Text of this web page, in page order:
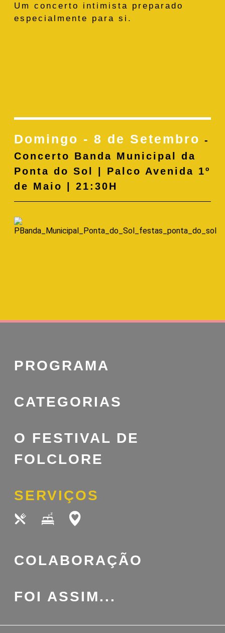
Um concerto intimista preparado
especialmente para si.
Domingo - 8 de Setembro -
Concerto Banda Municipal da
Ponta do Sol | Palco Avenida 1º
de Maio | 21:30H
PROGRAMA
CATEGORIAS
O FESTIVAL DE
FOLCLORE
SERVIÇOS
COLABORAÇÃO
FOI ASSIM...